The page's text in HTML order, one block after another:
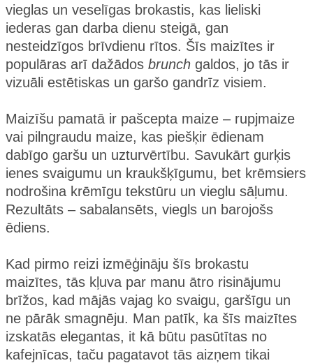
vieglas un veselīgas brokastis, kas lieliski
iederas gan darba dienu steigā, gan
nesteidzīgos brīvdienu rītos. Šīs maizītes ir
populāras arī dažādos brunch galdos, jo tās ir
vizuāli estētiskas un garšo gandrīz visiem.
Maizīšu pamatā ir pašcepta maize – rupjmaize
vai pilngraudu maize, kas piešķir ēdienam
dabīgo garšu un uzturvērtību. Savukārt gurķis
ienes svaigumu un kraukšķīgumu, bet krēmsiers
nodrošina krēmīgu tekstūru un vieglu sāļumu.
Rezultāts – sabalansēts, viegls un barojošs
ēdiens.
Kad pirmo reizi izmēģināju šīs brokastu
maizītes, tās kļuva par manu ātro risinājumu
brīžos, kad mājās vajag ko svaigu, garšīgu un
ne pārāk smagnēju. Man patīk, ka šīs maizītes
izskatās elegantas, it kā būtu pasūtītas no
kafejnīcas, taču pagatavot tās aizņem tikai